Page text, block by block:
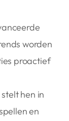
worden
proactief
hen in
en